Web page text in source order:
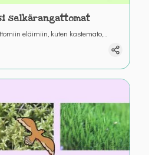
selkärangattomat
eläimiin, kuten kastemato,